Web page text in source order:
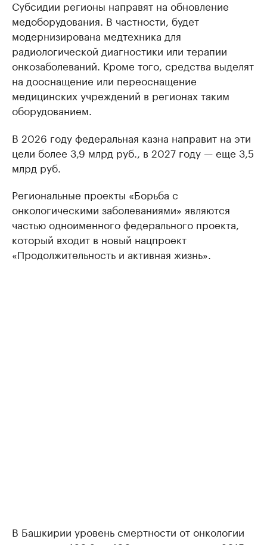
Субсидии регионы направят на обновление
медоборудования. В частности, будет
модернизирована медтехника для
радиологической диагностики или терапии
онкозаболеваний. Кроме того, средства выделят
на дооснащение или переоснащение
медицинских учреждений в регионах таким
оборудованием.
В 2026 году федеральная казна направит на эти
цели более 3,9 млрд руб., в 2027 году — еще 3,5
млрд руб.
Региональные проекты «Борьба с
онкологическими заболеваниями» являются
частью одноименного федерального проекта,
который входит в новый нацпроект
«Продолжительность и активная жизнь».
В Башкирии уровень смертности от онкологии